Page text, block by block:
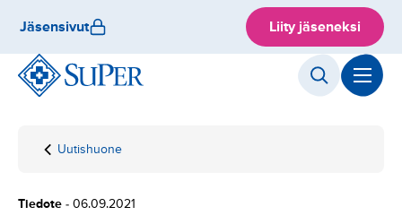
sisältöön
Jäsensivut Liity jäseneksi
Etusivu
Uutishuone
THL:n selvitys:
Tiedote - 06.09.2021